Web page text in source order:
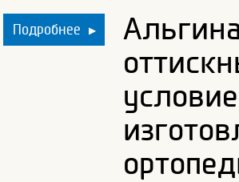
Подробнее ▶